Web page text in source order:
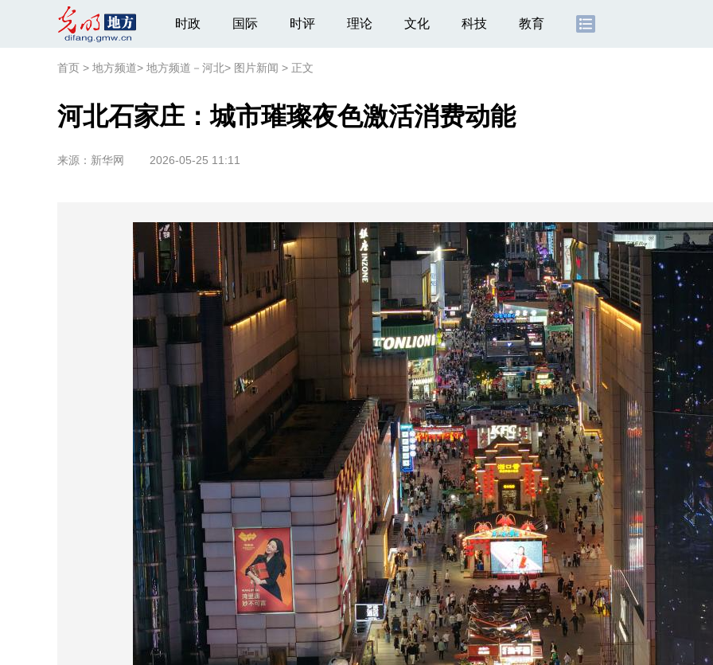
时政 国际 时评 理论 文化 科技 教育
首页 > 地方频道> 地方频道－河北> 图片新闻 > 正文
河北石家庄：城市璀璨夜色激活消费动能
来源： 新华网 2026-05-25 11:11